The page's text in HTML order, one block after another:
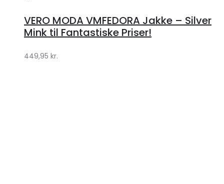
Klædeskabet.dk
VERO MODA VMFEDORA Jakke – Silver
Mink til Fantastiske Priser!
449,95 kr.